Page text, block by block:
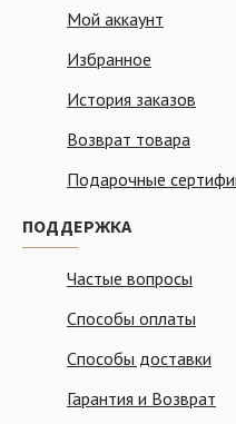
Мой аккаунт
Избранное
История заказов
Возврат товара
Подарочные
ПОДДЕРЖКА
Частые вопросы
Способы оплаты
Способы доставки
Гарантия и Возврат